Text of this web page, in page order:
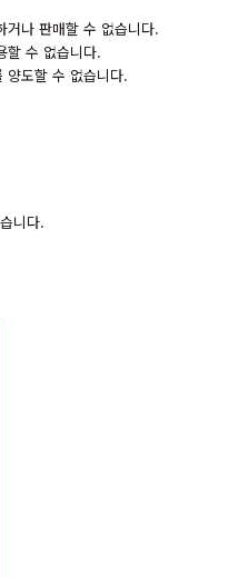
거나 판매할 수 없습니다.
할 수 없습니다.
양도할 수 없습니다.
니다.